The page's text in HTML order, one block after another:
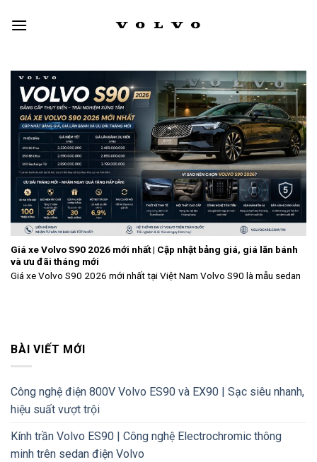
Giá xe Volvo S90 2026 mới nhất | Cập nhật bảng giá, giá lăn bánh
và ưu đãi tháng mới
Giá xe Volvo S90 2026 mới nhất tại Việt Nam Volvo S90 là mẫu sedan
BÀI VIẾT MỚI
Công nghệ điện 800V Volvo ES90 và EX90 | Sạc siêu nhanh,
hiệu suất vượt trội
Kính trần Volvo ES90 | Công nghệ Electrochromic thông
minh trên sedan điện Volvo